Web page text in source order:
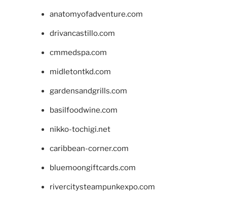
anatomyofadventure.com
drivancastillo.com
cmmedspa.com
midletontkd.com
gardensandgrills.com
basilfoodwine.com
nikko-tochigi.net
caribbean-corner.com
bluemoongiftcards.com
rivercitysteampunkexpo.com